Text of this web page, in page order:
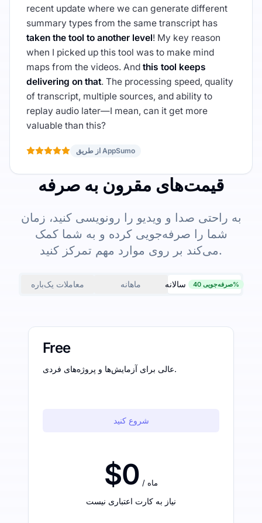
recent update where we can generate different
summary types from the same transcript has
taken the tool to another level! My key reason
when I picked up this tool was to make mind
maps from the videos. And this tool keeps
delivering on that. The processing speed, quality
of transcript, multiple sources, and ability to
replay audio later—I mean, can it get more
valuable than this?
از طریق AppSumo
قیمت‌های مقرون به صرفه
به راحتی صدا و ویدیو را رونویسی کنید، زمان
شما را صرفه‌جویی کرده و به شما کمک
می‌کند بر روی موارد مهم تمرکز کنید.
معاملات یک‌باره ماهانه سالانه صرفه‌جویی 40%
Free
عالی برای آزمایش‌ها و پروژه‌های فردی.
شروع کنید
$0 / ماه
نیاز به کارت اعتباری نیست